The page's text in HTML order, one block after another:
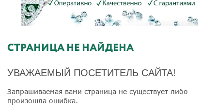
СТРАНИЦА НЕ НАЙДЕНА
УВАЖАЕМЫЙ ПОСЕТИТЕЛЬ САЙТА!
Запрашиваемая вами страница не существует либо
произошла ошибка.